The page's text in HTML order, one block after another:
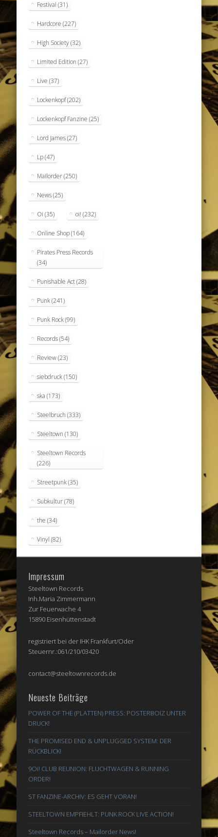
Festival (31)
Hardcore (227)
High Society(32)
Limited Edition (27)
Live (37)
Lockenkopf(202)
Lockenkopf Fanzine (25)
Lord James(27)
Lp(47)
Mailorder(250)
News(25)
Oi (35) oi! (232)
Online Shop(164)
Pirates Press Records
(34)
Punishable Act(28)
Punk(241)
Punk Rock(99)
Records(54)
Review(23)
siebdruck(150)
ska (173)
Steelbruch (333)
Steeltown (130)
Steeltown Records
(226)
Streetpunk(35)
Subkultur(78)
the (34)
Vinyl (82)
Impressum
Steeltown Records
Inh.Maria Zimmermann
Zur Feuerwache 4
15890 Eisenhüttenstadt
registriert bei der IHK Frankfurt/Oder
Steuernr.:061/210/03420
contact@steeltownrecords.de
Neueste Beiträge
POWER OF THE (PLATTEN) PRESS: POSTERBOIZ UNTER
DRUCK!
THE PROMISED END & UNPLUGGED SYSTEM: DER
RÜCKBLICK!
9Oi! CLUB REUNION: FLUCHTWAGEN & RUNNING
ORDER!
ST FANZINE-ARCHIV: ES GEHT VORAN!
STEELTOWN EMPFIEHLT: PUNK ROCK LIVE ACTION!
Steeltown Records – Mailorder News!